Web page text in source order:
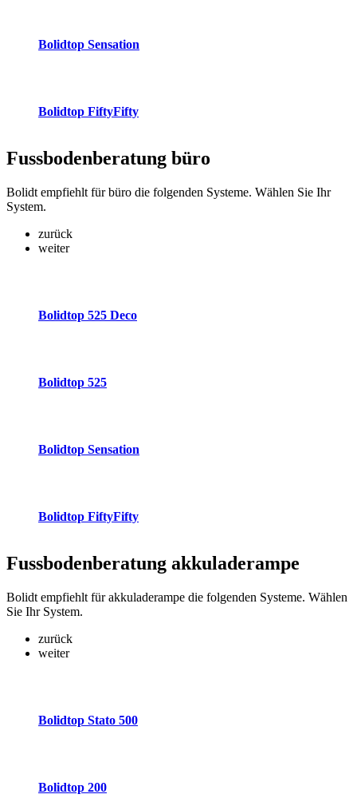
Bolidtop Sensation
Bolidtop FiftyFifty
Fussbodenberatung büro
Bolidt empfiehlt für büro die folgenden Systeme. Wählen Sie Ihr
System.
zurück
weiter
Bolidtop 525 Deco
Bolidtop 525
Bolidtop Sensation
Bolidtop FiftyFifty
Fussbodenberatung akkuladerampe
Bolidt empfiehlt für akkuladerampe die folgenden Systeme. Wählen
Sie Ihr System.
zurück
weiter
Bolidtop Stato 500
Bolidtop 200